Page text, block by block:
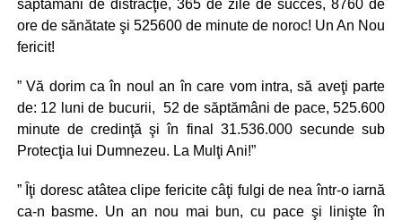
săptămani de distracţie, 365 de zile de succes, 8760 de
ore de sănătate şi 525600 de minute de noroc! Un An Nou
fericit!
” Vă dorim ca în noul an în care vom intra, să aveţi parte
de: 12 luni de bucurii, 52 de săptămâni de pace, 525.600
minute de credinţă şi în final 31.536.000 secunde sub
Protecţia lui Dumnezeu. La Mulţi Ani!”
” Îţi doresc atâtea clipe fericite câţi fulgi de nea într-o iarnă
ca-n basme. Un an nou mai bun, cu pace şi linişte în